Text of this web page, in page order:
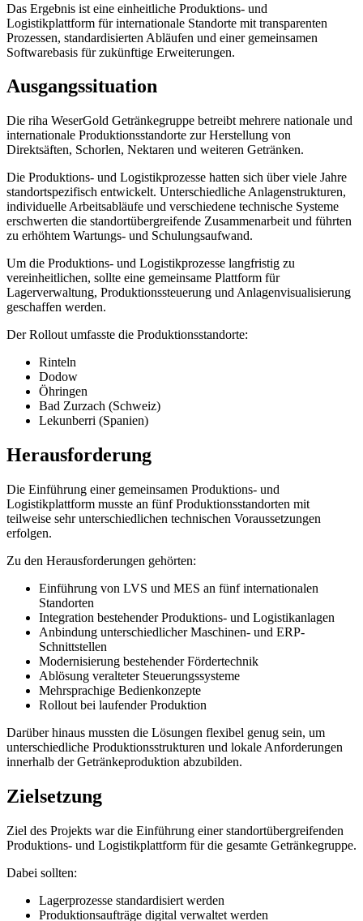
Das Ergebnis ist eine einheitliche Produktions- und
Logistikplattform für internationale Standorte mit transparenten
Prozessen, standardisierten Abläufen und einer gemeinsamen
Softwarebasis für zukünftige Erweiterungen.
Ausgangssituation
Die riha WeserGold Getränkegruppe betreibt mehrere nationale und
internationale Produktionsstandorte zur Herstellung von
Direktsäften, Schorlen, Nektaren und weiteren Getränken.
Die Produktions- und Logistikprozesse hatten sich über viele Jahre
standortspezifisch entwickelt. Unterschiedliche Anlagenstrukturen,
individuelle Arbeitsabläufe und verschiedene technische Systeme
erschwerten die standortübergreifende Zusammenarbeit und führten
zu erhöhtem Wartungs- und Schulungsaufwand.
Um die Produktions- und Logistikprozesse langfristig zu
vereinheitlichen, sollte eine gemeinsame Plattform für
Lagerverwaltung, Produktionssteuerung und Anlagenvisualisierung
geschaffen werden.
Der Rollout umfasste die Produktionsstandorte:
Rinteln
Dodow
Öhringen
Bad Zurzach (Schweiz)
Lekunberri (Spanien)
Herausforderung
Die Einführung einer gemeinsamen Produktions- und
Logistikplattform musste an fünf Produktionsstandorten mit
teilweise sehr unterschiedlichen technischen Voraussetzungen
erfolgen.
Zu den Herausforderungen gehörten:
Einführung von LVS und MES an fünf internationalen
Standorten
Integration bestehender Produktions- und Logistikanlagen
Anbindung unterschiedlicher Maschinen- und ERP-
Schnittstellen
Modernisierung bestehender Fördertechnik
Ablösung veralteter Steuerungssysteme
Mehrsprachige Bedienkonzepte
Rollout bei laufender Produktion
Darüber hinaus mussten die Lösungen flexibel genug sein, um
unterschiedliche Produktionsstrukturen und lokale Anforderungen
innerhalb der Getränkeproduktion abzubilden.
Zielsetzung
Ziel des Projekts war die Einführung einer standortübergreifenden
Produktions- und Logistikplattform für die gesamte Getränkegruppe.
Dabei sollten:
Lagerprozesse standardisiert werden
Produktionsaufträge digital verwaltet werden